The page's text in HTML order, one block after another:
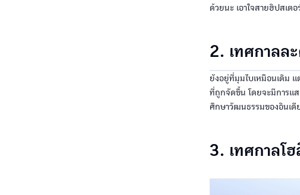
ด้วยนะ เอาใจสายฮิปสเต
2. เทศกาลล
ยังอยู่ที่มุมไบเหมือนเดิม
ที่ถูกจัดขึ้น โดยจะมีการแส
ศึกษาวัฒนธรรมของอินเดี
3. เทศกาลโ